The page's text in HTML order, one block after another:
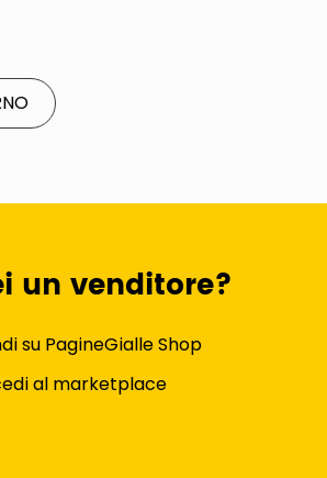
un venditore?
su PagineGialle Shop
al marketplace